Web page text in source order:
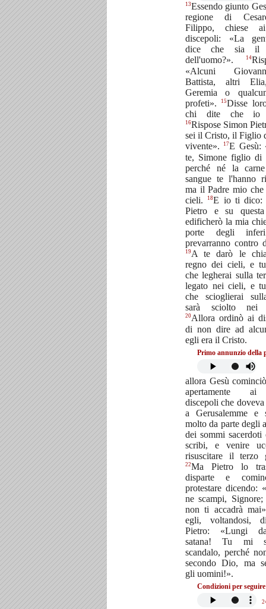
13Essendo giunto
regione di
Filippo, chiese
discepoli: «La
dice che sia il
dell'uomo?».
14
«Alcuni
Battista, altri
Geremia o
profeti».
15Disse
chi dite che io
16Rispose Simon
sei il Cristo, il Figlio
vivente».
17E Gesù:
te, Simone figlio di
perché né la
sangue te l'hanno
ma il Padre mio che
cieli.
18E io ti dico:
Pietro e su
edificherò la mia
porte degli
prevarranno contro
19A te darò le
regno dei cieli, e
che legherai sulla
legato nei cieli, e
che scioglierai
sarà sciolto nei
20Allora ordinò ai
di non dire ad
egli era il Cristo.
Primo annunzio della
allora Gesù
apertamente
discepoli che doveva
a Gerusalemme e
molto da parte degli
dei sommi sacerdoti
scribi, e venire
risuscitare il terzo
22Ma Pietro lo
disparte e
protestare dicendo:
ne scampi, Signore;
non ti accadrà
egli, voltandosi,
Pietro: «Lungi
satana! Tu mi
scandalo, perché
secondo Dio, ma
gli uomini!».
Condizioni per